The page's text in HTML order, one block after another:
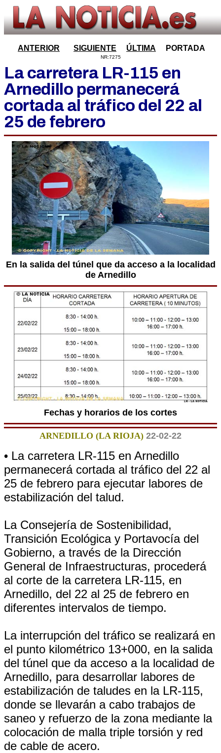
ANTERIOR SIGUIENTE ÚLTIMA PORTADA
NR:7275
La carretera LR-115 en
Arnedillo permanecerá
cortada al tráfico del 22 al
25 de febrero
En la salida del túnel que da acceso a la localidad
de Arnedillo
Fechas y horarios de los cortes
ARNEDILLO (LA RIOJA) 22-02-22
• La carretera LR-115 en Arnedillo
permanecerá cortada al tráfico del 22 al
25 de febrero para ejecutar labores de
estabilización del talud.
La Consejería de Sostenibilidad,
Transición Ecológica y Portavocía del
Gobierno, a través de la Dirección
General de Infraestructuras, procederá
al corte de la carretera LR-115, en
Arnedillo, del 22 al 25 de febrero en
diferentes intervalos de tiempo.
La interrupción del tráfico se realizará en
el punto kilométrico 13+000, en la salida
del túnel que da acceso a la localidad de
Arnedillo, para desarrollar labores de
estabilización de taludes en la LR-115,
donde se llevarán a cabo trabajos de
saneo y refuerzo de la zona mediante la
colocación de malla triple torsión y red
de cable de acero.